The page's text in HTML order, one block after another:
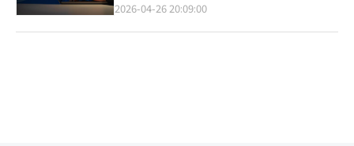
2026-04-26 20:09:00